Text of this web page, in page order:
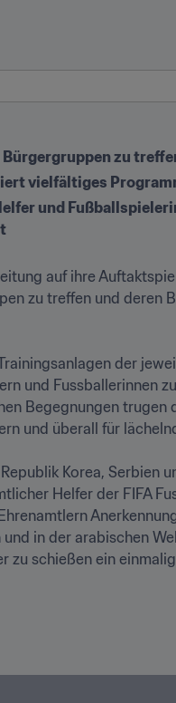
Bürgergruppen zu
vielfältiges
und
auf ihre
zu treffen und deren
der
und Fussballerinnen
Begegnungen
und überall für
Korea,
Helfer der FIFA
in der arabischen
zu schießen ein